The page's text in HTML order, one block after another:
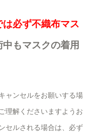
は必ず不織布マス
中もマスクの着用
ャンセルをお願いする場
理解くださいますようお
セルされる場合は、必ず